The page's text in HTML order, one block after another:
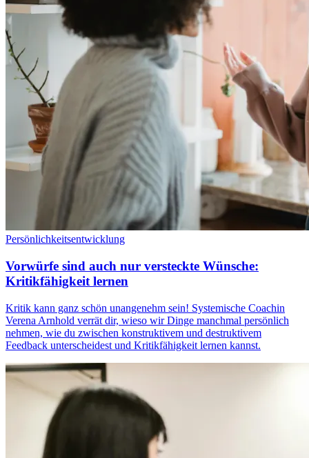
Persönlichkeitsentwicklung
Vorwürfe sind auch nur versteckte Wünsche:
Kritikfähigkeit lernen
Kritik kann ganz schön unangenehm sein! Systemische Coachin
Verena Arnhold verrät dir, wieso wir Dinge manchmal persönlich
nehmen, wie du zwischen konstruktivem und destruktivem
Feedback unterscheidest und Kritikfähigkeit lernen kannst.